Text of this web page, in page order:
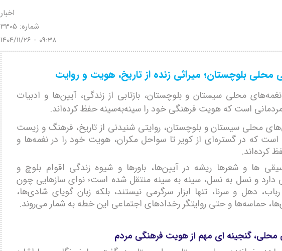
اخبار
شماره: 3305
1404/11/26 - 09:38
محلی بلوچستان؛ میراثی زنده از تاریخ، هویت و روایت
محلی سیستان و بلوچستان، بازتابی از زندگی، آیین‌ها و ادبیات
است که هویت فرهنگی خود را سینه‌به‌سینه حفظ کرده‌اند.
محلی سیستان و بلوچستان، روایتی شنیدنی از تاریخ، فرهنگ و زیست
است که در گستره‌ای از کویر تا سواحل مکران، هویت خود را در نغمه‌ها و
کرده‌اند.
ها و شعرها ریشه در آیین‌ها، باورها و شیوه زندگی اقوام بلوچ و
دارد و نسل به نسل، سینه به سینه منتقل شده است؛ نوای سازهایی چون
دهل و سرنا، تنها ابزار سرگرمی نیستند، بلکه زبان گویای شادی‌ها،
حماسه‌ها و حتی روایتگر رخدادهای اجتماعی این خطه به شمار می‌روند.
گنجینه ای مهم از هویت فرهنگی مردم